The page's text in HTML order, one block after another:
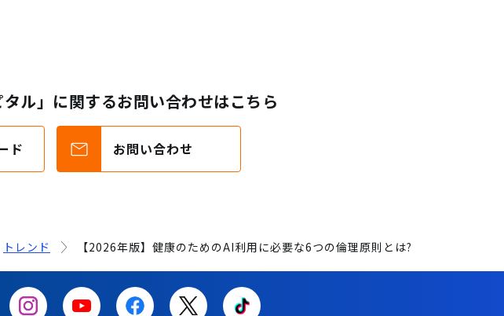
ル」に関するお問い合わせはこちら
ド お問い合わせ
トレンド 【2026年版】健康のためのAI利用に必要な6つの倫理原則とは?